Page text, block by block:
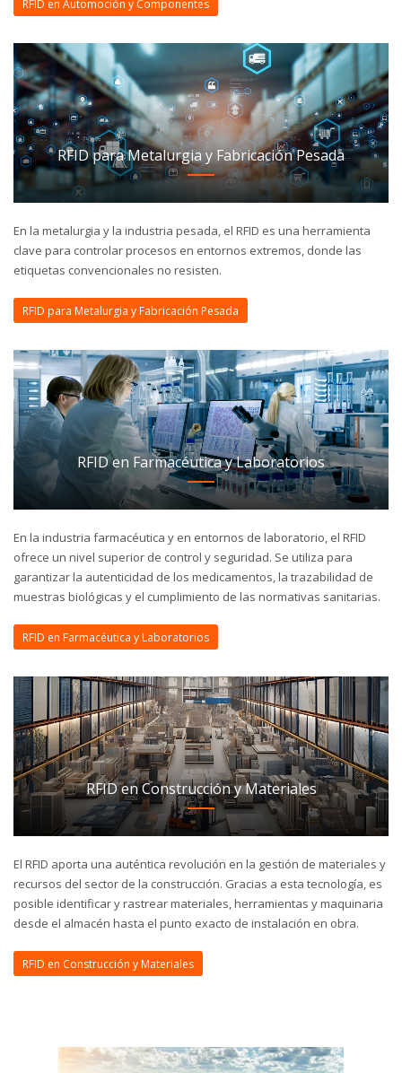
RFID en Automoción y Componentes
RFID para Metalurgia y Fabricación Pesada
En la metalurgia y la industria pesada, el RFID es una herramienta
clave para controlar procesos en entornos extremos, donde las
etiquetas convencionales no resisten.
RFID para Metalurgia y Fabricación Pesada
RFID en Farmacéutica y Laboratorios
En la industria farmacéutica y en entornos de laboratorio, el RFID
ofrece un nivel superior de control y seguridad. Se utiliza para
garantizar la autenticidad de los medicamentos, la trazabilidad de
muestras biológicas y el cumplimiento de las normativas sanitarias.
RFID en Farmacéutica y Laboratorios
RFID en Construcción y Materiales
El RFID aporta una auténtica revolución en la gestión de materiales y
recursos del sector de la construcción. Gracias a esta tecnología, es
posible identificar y rastrear materiales, herramientas y maquinaria
desde el almacén hasta el punto exacto de instalación en obra.
RFID en Construcción y Materiales